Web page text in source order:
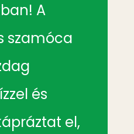
A
szamóca
és
el,